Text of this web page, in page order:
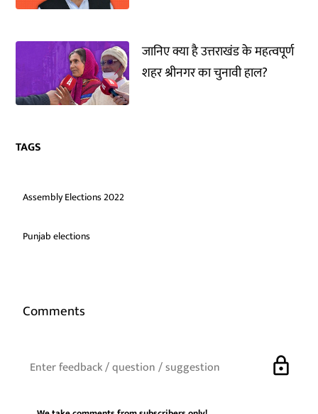
जानिए क्या है उत्तराखंड के महत्वपूर्ण
शहर श्रीनगर का चुनावी हाल?
TAGS
Assembly Elections 2022
Punjab elections
Comments
lock